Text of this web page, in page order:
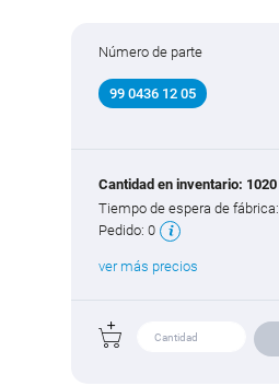
Número de parte
99 0436 12 05
Cantidad en inventario: 1020
Tiempo de espera de fábrica:
Pedido: 0
ver más precios